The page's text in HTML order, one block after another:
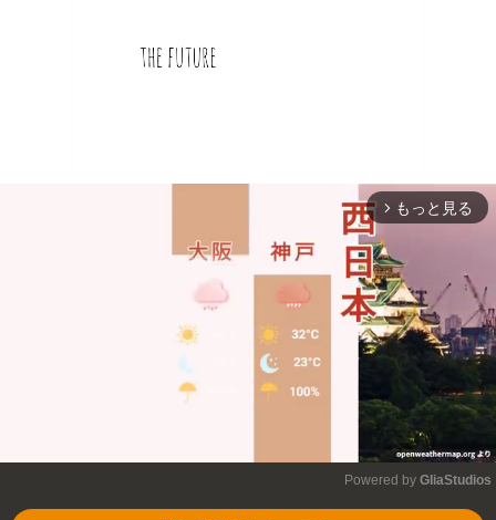
arrow_forward_ios もっと見る
Powered by GliaStudios